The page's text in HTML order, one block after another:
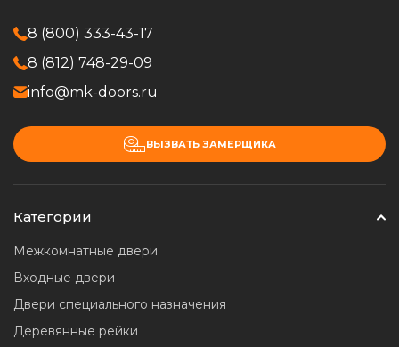
8 (800) 333-43-17
8 (812) 748-29-09
info@mk-doors.ru
ВЫЗВАТЬ ЗАМЕРЩИКА
Категории
Межкомнатные двери
Входные двери
Двери специального назначения
Деревянные рейки